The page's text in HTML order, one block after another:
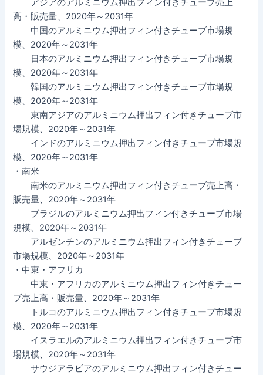
アジアのアルミニウム押出フィン付きチューブ売上
高・販売量、2020年～2031年
中国のアルミニウム押出フィン付きチューブ市場規
模、2020年～2031年
日本のアルミニウム押出フィン付きチューブ市場規
模、2020年～2031年
韓国のアルミニウム押出フィン付きチューブ市場規
模、2020年～2031年
東南アジアのアルミニウム押出フィン付きチューブ市
場規模、2020年～2031年
インドのアルミニウム押出フィン付きチューブ市場規
模、2020年～2031年
・南米
南米のアルミニウム押出フィン付きチューブ売上高・
販売量、2020年～2031年
ブラジルのアルミニウム押出フィン付きチューブ市場
規模、2020年～2031年
アルゼンチンのアルミニウム押出フィン付きチューブ
市場規模、2020年～2031年
・中東・アフリカ
中東・アフリカのアルミニウム押出フィン付きチュー
ブ売上高・販売量、2020年～2031年
トルコのアルミニウム押出フィン付きチューブ市場規
模、2020年～2031年
イスラエルのアルミニウム押出フィン付きチューブ市
場規模、2020年～2031年
サウジアラビアのアルミニウム押出フィン付きチュー